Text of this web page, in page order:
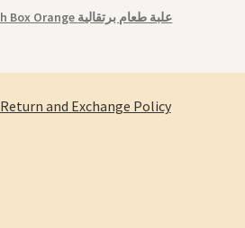
Lunch Box Orange علبة طعام برتقالية
Return and Exchange Policy